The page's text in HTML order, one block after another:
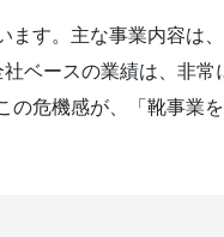
す。主な事業内容は
ベースの業績は、非
危機感が、「靴事業